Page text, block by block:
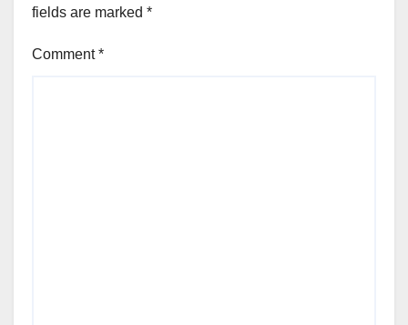
fields are marked *
Comment*